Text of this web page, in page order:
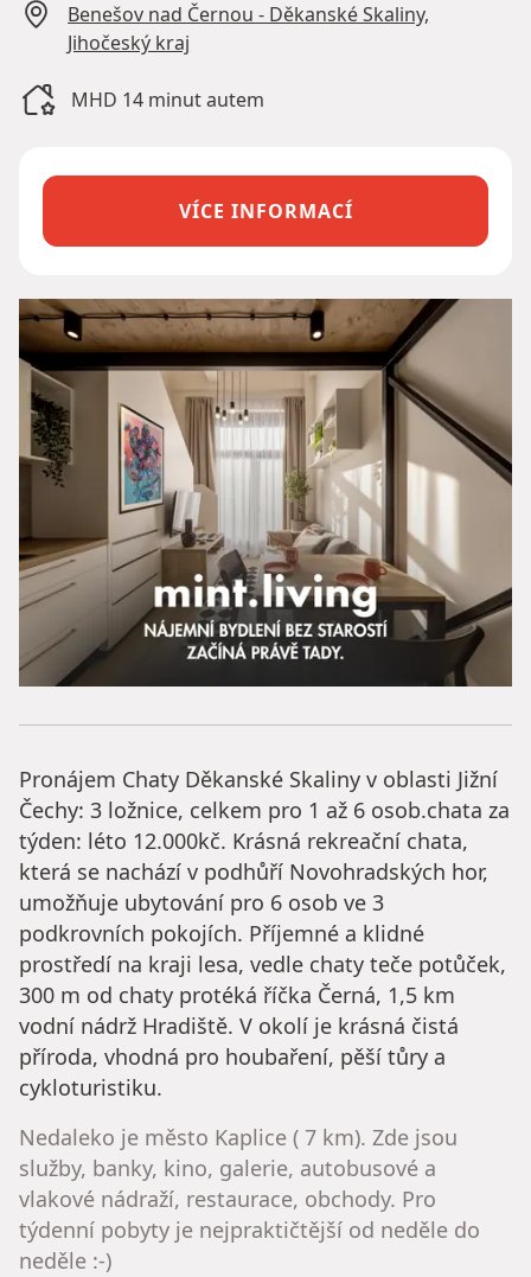
Benešov nad Černou - Děkanské Skaliny,
Jihočeský kraj
MHD 14 minut autem
VÍCE INFORMACÍ
Pronájem Chaty Děkanské Skaliny v oblasti Jižní
Čechy: 3 ložnice, celkem pro 1 až 6 osob.chata za
týden: léto 12.000kč. Krásná rekreační chata,
která se nachází v podhůří Novohradských hor,
umožňuje ubytování pro 6 osob ve 3
podkrovních pokojích. Příjemné a klidné
prostředí na kraji lesa, vedle chaty teče potůček,
300 m od chaty protéká říčka Černá, 1,5 km
vodní nádrž Hradiště. V okolí je krásná čistá
příroda, vhodná pro houbaření, pěší tůry a
cykloturistiku.
Nedaleko je město Kaplice ( 7 km). Zde jsou
služby, banky, kino, galerie, autobusové a
vlakové nádraží, restaurace, obchody. Pro
týdenní pobyty je nejpraktičtější od neděle do
neděle :-)